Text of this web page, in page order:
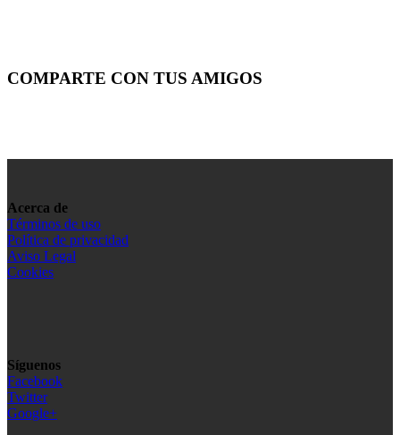
COMPARTE CON TUS AMIGOS
Acerca de
Términos de uso
Política de privacidad
Aviso Legal
Cookies
Síguenos
Facebook
Twitter
Google+